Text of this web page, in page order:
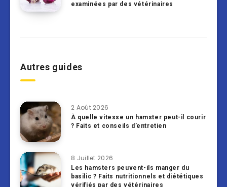
examinées par des vétérinaires
Autres guides
2 Août 2026
À quelle vitesse un hamster peut-il courir
? Faits et conseils d’entretien
8 Juillet 2026
Les hamsters peuvent-ils manger du
basilic ? Faits nutritionnels et diététiques
vérifiés par des vétérinaires